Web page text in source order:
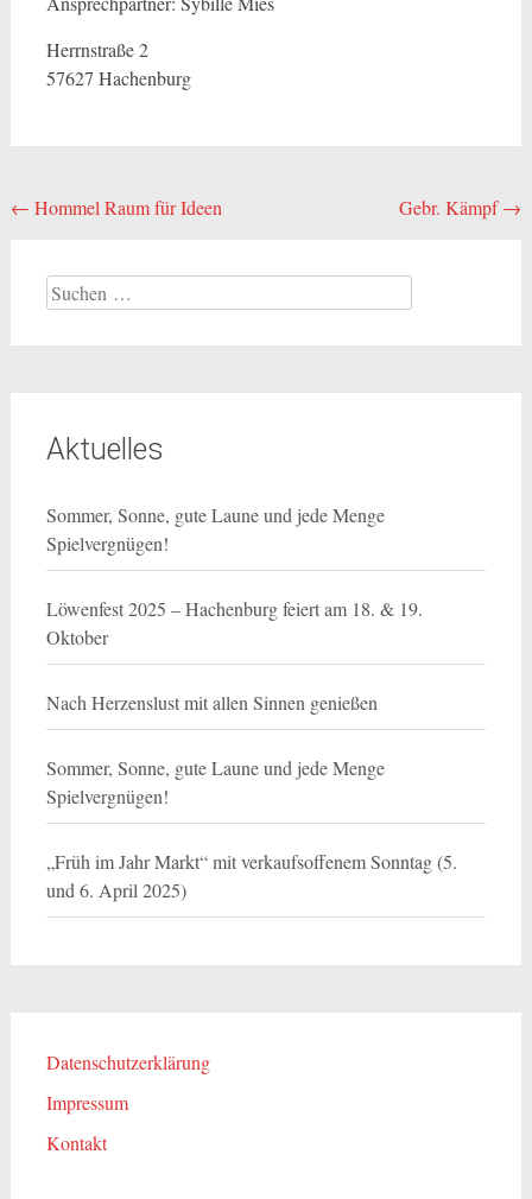
Herrnstraße 2
57627 Hachenburg
Beitragsnavigation
← Hommel Raum für Ideen Gebr. Kämpf→
Suchen
nach:
Aktuelles
Sommer, Sonne, gute Laune und jede Menge
Spielvergnügen!
Löwenfest 2025 – Hachenburg feiert am 18. & 19.
Oktober
Nach Herzenslust mit allen Sinnen genießen
Sommer, Sonne, gute Laune und jede Menge
Spielvergnügen!
„Früh im Jahr Markt“ mit verkaufsoffenem Sonntag (5.
und 6. April 2025)
Datenschutzerklärung
Impressum
Kontakt